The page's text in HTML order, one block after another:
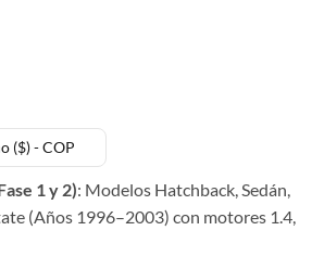
($) - COP
1 y 2): Modelos Hatchback, Sedán,
(Años 1996–2003) con motores 1.4,